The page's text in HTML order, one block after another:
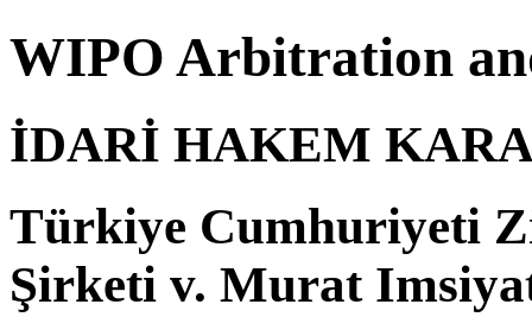
WIPO Arbitration
İDARİ HAKEM
Türkiye Cumhuriyeti
Şirketi v. Murat